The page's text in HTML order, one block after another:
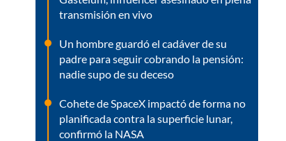
transmisión en vivo
Un hombre guardó el cadáver de su
padre para seguir cobrando la pensión:
nadie supo de su deceso
Cohete de SpaceX impactó de forma no
planificada contra la superficie lunar,
confirmó la NASA